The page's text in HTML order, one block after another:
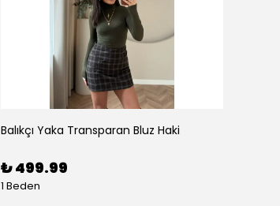
Balıkçı Yaka Transparan Bluz Haki
₺ 499.99
1 Beden